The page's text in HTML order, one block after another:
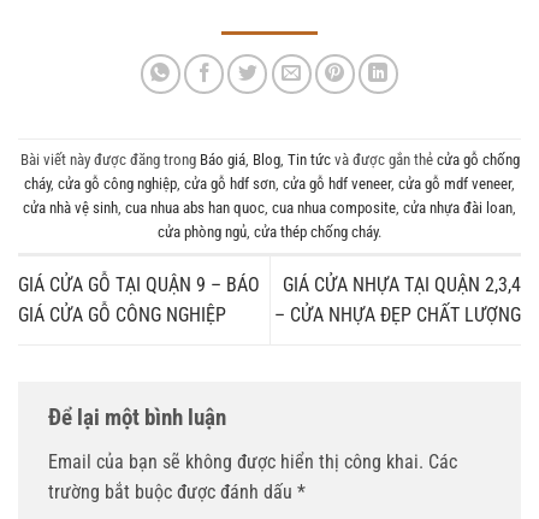
Bài viết này được đăng trong Báo giá, Blog, Tin tứcvà được gắn thẻ cửa gỗ chống
cháy, cửa gỗ công nghiệp cửa gỗ hdf sơn cửa gỗ hdf veneer, cửa gỗ mdf veneer,
cửa nhà vệ sinh cua nhua abs han quoc cua nhua composite cửa nhựa đài loan
cửa phòng ngủ cửa thép chống cháy.
GIÁ CỬA GỖ TẠI QUẬN 9 – BÁO
GIÁ CỬA GỖ CÔNG NGHIỆP
GIÁ CỬA NHỰA TẠI QUẬN 2,3,4
– CỬA NHỰA ĐẸP CHẤT LƯỢNG
Để lại một bình luận
Email của bạn sẽ không được hiển thị công khai. Các
trường bắt buộc được đánh dấu *